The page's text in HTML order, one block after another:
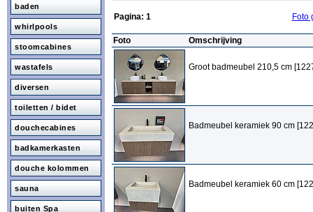
baden
whirlpools
stoomcabines
wastafels
diversen
toiletten / bidet
douchecabines
badkamerkasten
douche kolommen
sauna
buiten Spa
Pagina: 1 Foto
Foto Omschrijving
Groot badmeubel 210,5 cm
Badmeubel keramiek 90 cm
Badmeubel keramiek 60 cm